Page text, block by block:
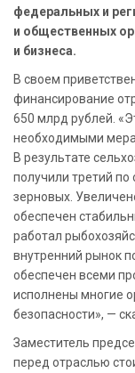
федеральных и
и общественных
и бизнеса.
В своем
финансирование
650 млрд рублей.
необходимыми
В результате
получили третий
зерновых.
обеспечен
работал
внутренний рынок
обеспечен всеми
исполнены многие
безопасности», —
Заместитель
перед отраслью